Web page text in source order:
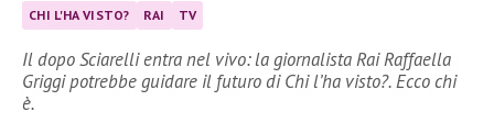
CHI L'HA VISTO? RAI TV
Il dopo Sciarelli entra nel vivo: la giornalista Rai Raffaella
Griggi potrebbe guidare il futuro di Chi l’ha visto?. Ecco chi
è.